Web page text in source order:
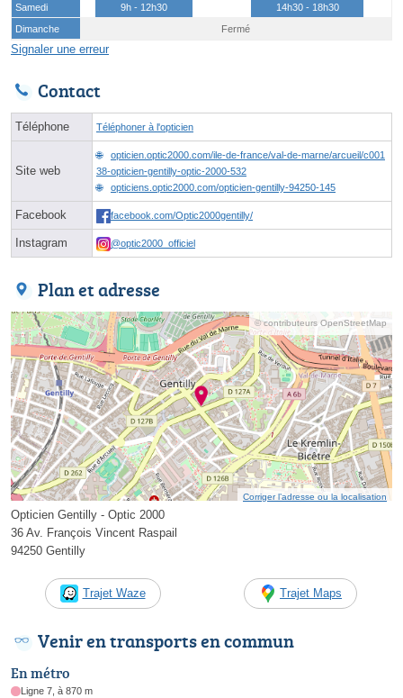
Samedi
9h - 12h30
14h30 - 18h30
Dimanche
Fermé
Signaler une erreur
Contact
Téléphone Téléphoner à l'opticien
Site web
opticien.optic2000.com/ile-de-france/val-de-marne/arcueil/c001
38-opticien-gentilly-optic-2000-532
opticiens.optic2000.com/opticien-gentilly-94250-145
Facebook facebook.com/Optic2000gentilly/
Instagram @optic2000_officiel
Plan et adresse
© contributeurs OpenStreetMap
Corriger l’adresse ou la localisation
Opticien Gentilly - Optic 2000
36 Av. François Vincent Raspail
94250 Gentilly
Trajet Waze Trajet Maps
Venir en transports en commun
En métro
Ligne 7, à 870 m